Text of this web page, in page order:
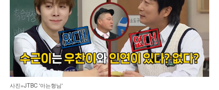
사진=JTBC '아는형님'